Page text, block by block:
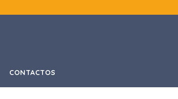
CONTACTOS